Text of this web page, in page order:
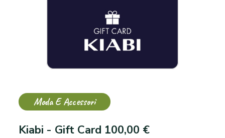
Moda E Accessori
Kiabi - Gift Card 100,00 €